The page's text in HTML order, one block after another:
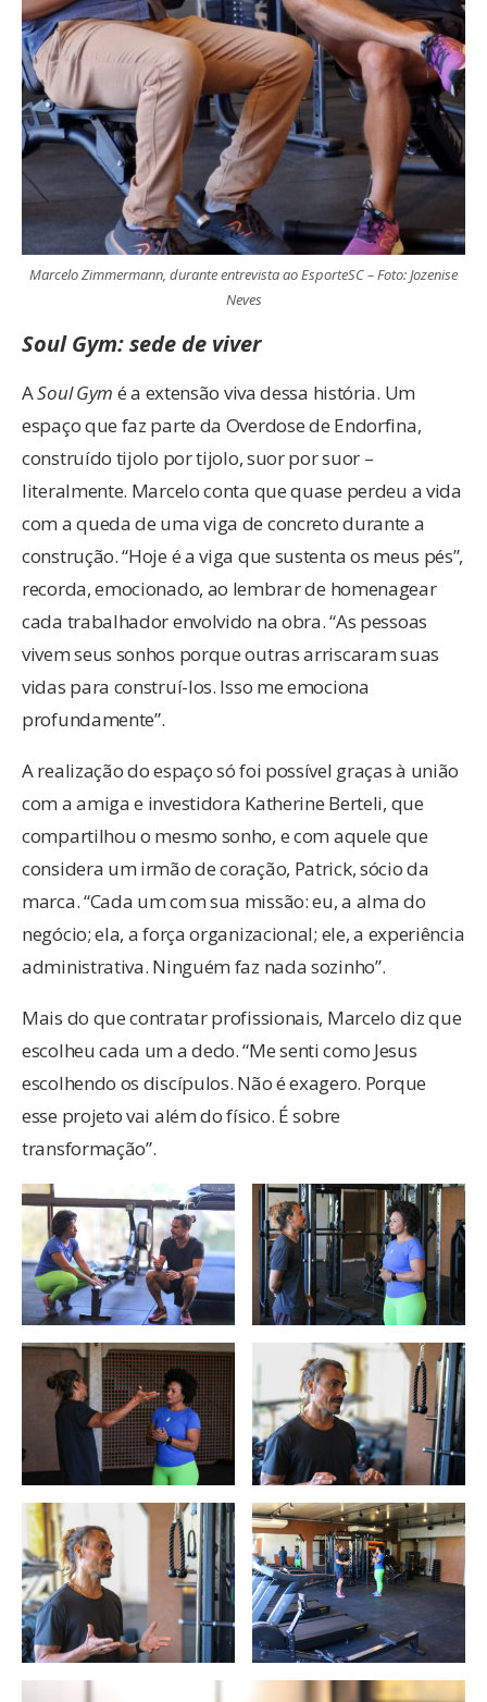
Marcelo Zimmermann, durante entrevista ao EsporteSC – Foto: Jozenise
Neves
Soul Gym: sede de viver
ASoul Gym é a extensão viva dessa história. Um
espaço que faz parte da Overdose de Endorfina,
construído tijolo por tijolo, suor por suor –
literalmente. Marcelo conta que quase perdeu a vida
com a queda de uma viga de concreto durante a
construção. “Hoje é a viga que sustenta os meus pés”,
recorda, emocionado, ao lembrar de homenagear
cada trabalhador envolvido na obra. “As pessoas
vivem seus sonhos porque outras arriscaram suas
vidas para construí-los. Isso me emociona
profundamente”.
A realização do espaço só foi possível graças à união
com a amiga e investidora Katherine Berteli, que
compartilhou o mesmo sonho, e com aquele que
considera um irmão de coração, Patrick, sócio da
marca. “Cada um com sua missão: eu, a alma do
negócio; ela, a força organizacional; ele, a experiência
administrativa. Ninguém faz nada sozinho”.
Mais do que contratar profissionais, Marcelo diz que
escolheu cada um a dedo. “Me senti como Jesus
escolhendo os discípulos. Não é exagero. Porque
esse projeto vai além do físico. É sobre
transformação”.